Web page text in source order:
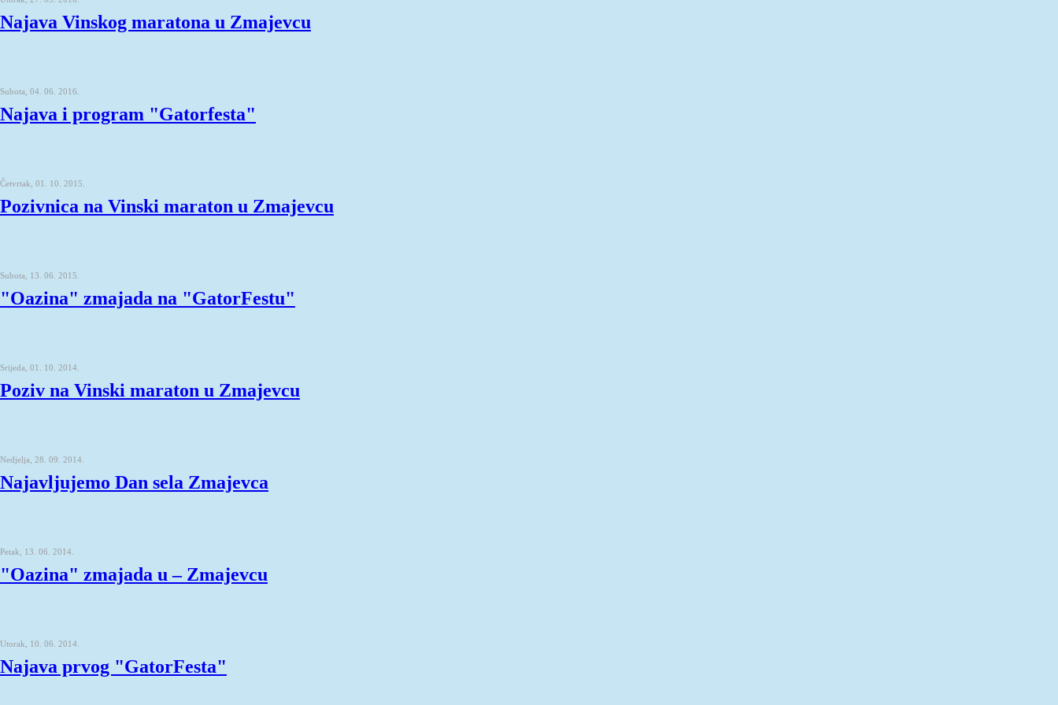
Najava Vinskog maratona u Zmajevcu
Subota, 04. 06. 2016.
Najava i program "Gatorfesta"
Četvrtak, 01. 10. 2015.
Pozivnica na Vinski maraton u Zmajevcu
Subota, 13. 06. 2015.
"Oazina" zmajada na "GatorFestu"
Srijeda, 01. 10. 2014.
Poziv na Vinski maraton u Zmajevcu
Nedjelja, 28. 09. 2014.
Najavljujemo Dan sela Zmajevca
Petak, 13. 06. 2014.
"Oazina" zmajada u – Zmajevcu
Utorak, 10. 06. 2014.
Najava prvog "GatorFesta"